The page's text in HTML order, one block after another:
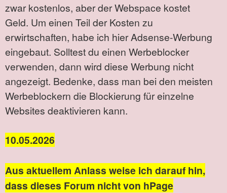
zwar kostenlos, aber der Webspace kostet
Geld. Um einen Teil der Kosten zu
erwirtschaften, habe ich hier Adsense-Werbung
eingebaut. Solltest du einen Werbeblocker
verwenden, dann wird diese Werbung nicht
angezeigt. Bedenke, dass man bei den meisten
Werbeblockern die Blockierung für einzelne
Websites deaktivieren kann.
10.05.2026
Aus aktuellem Anlass weise ich darauf hin,
dass dieses Forum nicht von hPage